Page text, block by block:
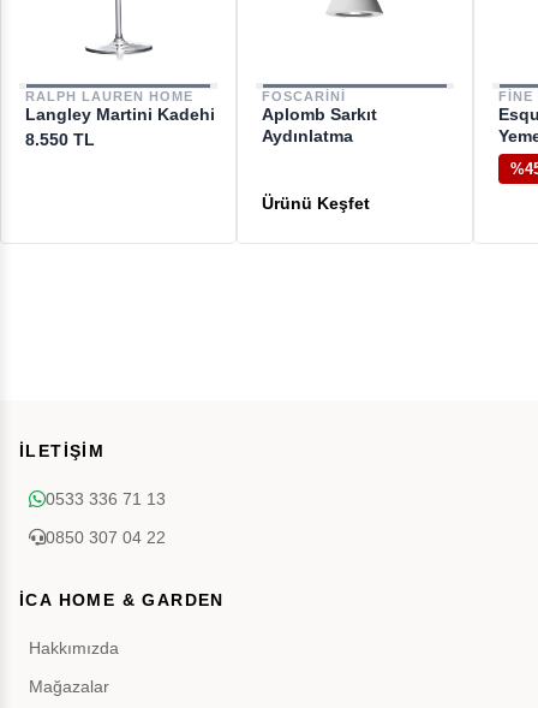
RALPH LAUREN HOME
Langley Martini Kadehi
8.550 TL
FOSCARINI
Aplomb Sarkıt
Aydınlatma
FINE
İLETİŞİM
0533 336 71 13
0850 307 04 22
İCA HOME & GARDEN
Hakkımızda
Mağazalar